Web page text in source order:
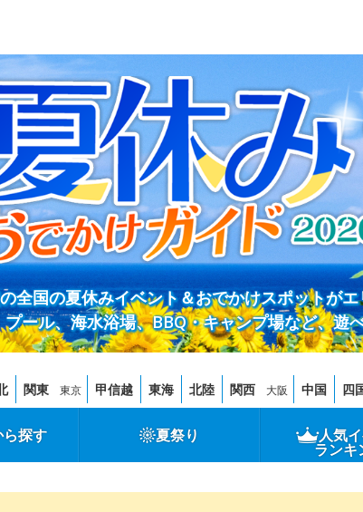
全国の夏休みイベント＆おでかけスポットが
ール、海水浴場、BBQ・キャンプ場など、遊
関東 東京 甲信越 東海 北陸 関西 大阪 中国 四
探す 夏祭り 人気
ランキ